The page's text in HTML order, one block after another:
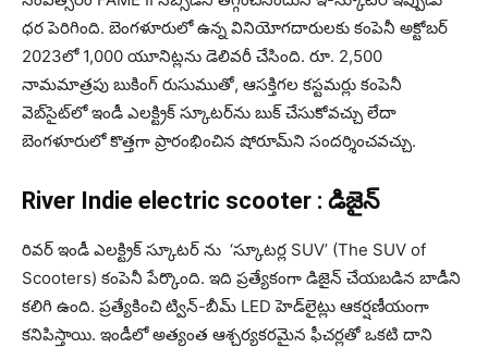
ధర పెరిగింది. బెంగళూరులో ఉన్న వినియోగదారులకు కంపెనీ అక్టోబర్
2023లో 1,000 యూనిట్లను డెలివరీ చేసింది. రూ. 2,500
నామమాత్రపు బుకింగ్ రుసుముతో, ఆసక్తిగల కస్టమర్లు కంపెనీ
వెబ్‌సైట్‌లో ఇండీ ఎలక్ట్రిక్ స్కూటర్‌ను బుక్ చేసుకోవచ్చు లేదా
బెంగళూరులో కొత్తగా ప్రారంభించిన షోరూమ్‌ని సందర్శించవచ్చు.
River Indie electric scooter : డిజైన్
రివర్ ఇండీ ఎలక్ట్రిక్ స్కూటర్ ను ‘స్కూటర్ల SUV’ (The SUV of
Scooters) కంపెనీ పేర్కొంది. ఇది ప్రత్యేకంగా డిజైన్ చేయబడిన బాడీని
కలిగి ఉంది. ప్రత్యేకించి ట్విన్-బీమ్ LED హెడ్‌లైట్లు ఆకర్షణీయంగా
కనిపిస్తాయి. ఇండీలో అత్యంత ఆశ్చర్యకరమైన ఫీచర్లతో ఒకటి దాని